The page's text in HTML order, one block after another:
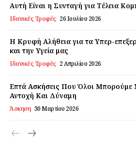
Σχετικά με εμάς
Ο λογαριασμός μου
Επικοινωνία
Αυτή Είναι η Συνταγή για Τέλεια
Ιδανικές Τροφές 26 Ιουλίου 2026
Η Κρυφή Αλήθεια για τα Υπερ-
και την Υγεία μας
Ιδανικές Τροφές 2 Απριλίου 2026
Επτά Ασκήσεις Που Όλοι Μπορούμε
Αντοχή Και Δύναμη
Άσκηση 30 Μαρτίου 2026